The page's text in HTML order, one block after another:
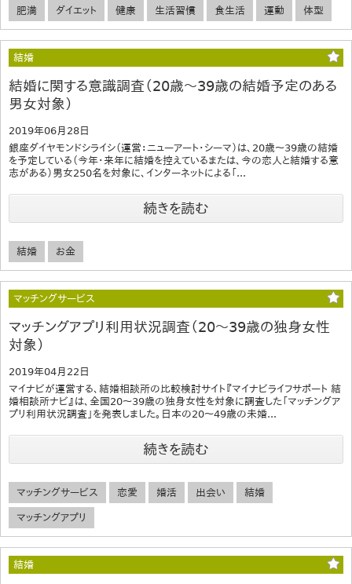
肥満 ダイエット 健康 生活習慣 食生活 運動 体型
結婚
結婚に関する意識調査（20歳～39歳の結婚予定のある
男女対象）
2019年06月28日
銀座ダイヤモンドシライシ（運営：ニューアート・シーマ）は、20歳～39歳の結婚
を予定している（今年・来年に結婚を控えているまたは、今の恋人と結婚する意
志がある）男女250名を対象に、インターネットによる「...
続きを読む
結婚 お金
マッチングサービス
マッチングアプリ利用状況調査（20～39歳の独身女性
対象）
2019年04月22日
マイナビが運営する、結婚相談所の比較検討サイト『マイナビライフサポート 結
婚相談所ナビ』は、全国20～39歳の独身女性を対象に調査した「マッチングア
プリ利用状況調査」を発表しました。日本の20～49歳の未婚...
続きを読む
マッチングサービス 恋愛 婚活 出会い 結婚
マッチングアプリ
結婚